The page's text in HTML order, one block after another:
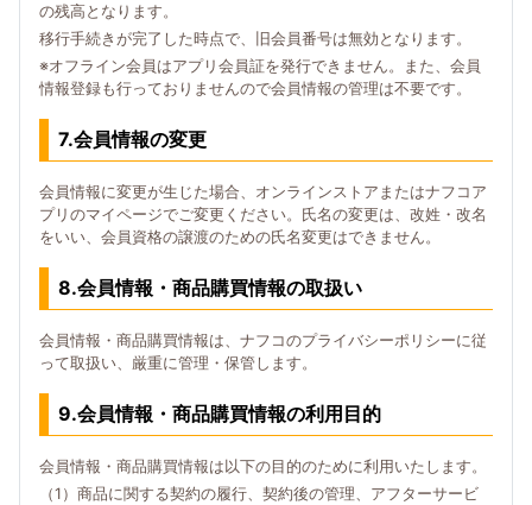
の残高となります。
移行手続きが完了した時点で、旧会員番号は無効となります。
※オフライン会員はアプリ会員証を発行できません。また、会員
情報登録も行っておりませんので会員情報の管理は不要です。
7.会員情報の変更
会員情報に変更が生じた場合、オンラインストアまたはナフコア
プリのマイページでご変更ください。氏名の変更は、改姓・改名
をいい、会員資格の譲渡のための氏名変更はできません。
8.会員情報・商品購買情報の取扱い
会員情報・商品購買情報は、ナフコのプライバシーポリシーに従
って取扱い、厳重に管理・保管します。
9.会員情報・商品購買情報の利用目的
会員情報・商品購買情報は以下の目的のために利用いたします。
（1）商品に関する契約の履行、契約後の管理、アフターサービ